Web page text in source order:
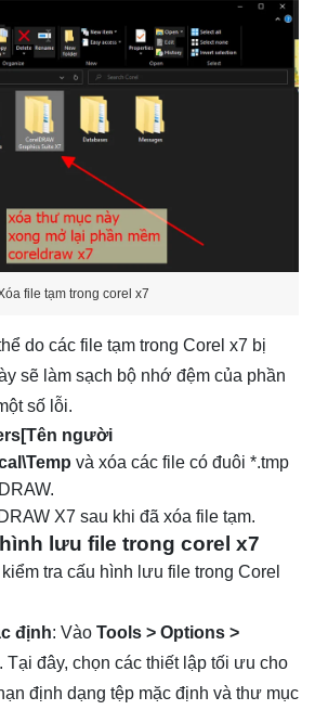
file tạm trong corel x7
do các file tạm trong Corel x7 bị
sẽ làm sạch bộ nhớ đệm của phần
số lỗi.
người
và xóa các file có đuôi *.tmp
X7 sau khi đã xóa file tạm.
lưu file trong corel x7
tra cấu hình lưu file trong Corel
định: Vào Tools > Options >
. Tại đây, chọn các thiết lập tối ưu cho
định dạng tệp mặc định và thư mục